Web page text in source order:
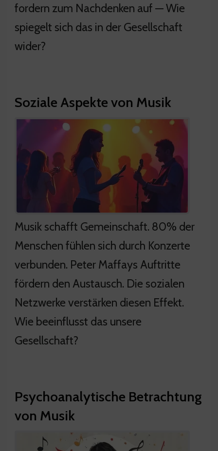
fordern zum Nachdenken auf — Wie
spiegelt sich das in der Gesellschaft
wider?
Soziale Aspekte von Musik
Musik schafft Gemeinschaft. 80% der
Menschen fühlen sich durch Konzerte
verbunden. Peter Maffays Auftritte
fördern den Austausch. Die sozialen
Netzwerke verstärken diesen Effekt.
Wie beeinflusst das unsere
Gesellschaft?
Psychoanalytische Betrachtung
von Musik